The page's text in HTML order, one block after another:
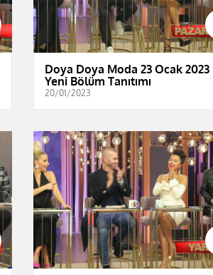
Doya Doya Moda 23 Ocak 2023 │
Yeni Bölüm Tanıtımı
20/01/2023